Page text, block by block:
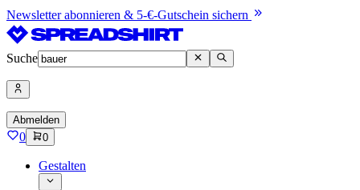
Newsletter abonnieren & 5-€-Gutschein sichern
Suche
Abmelden
0 0
Gestalten